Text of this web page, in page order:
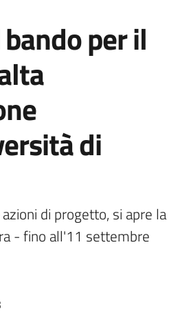
per il
di
di progetto, si apre la
- fino all'11 settembre